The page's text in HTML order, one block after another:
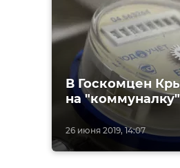
26 июня 2019, 14:07
В Госкомцен
на "коммуналку"